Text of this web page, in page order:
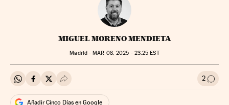
MIGUEL MORENO MENDIETA
Madrid - MAR 08, 2025 - 23:25 EST
Compartir en Whatsapp
Compartir en Facebook
Compartir en Twitter
Desplegar Redes Sociales 2 Ir a
Añadir Cinco Días en Google